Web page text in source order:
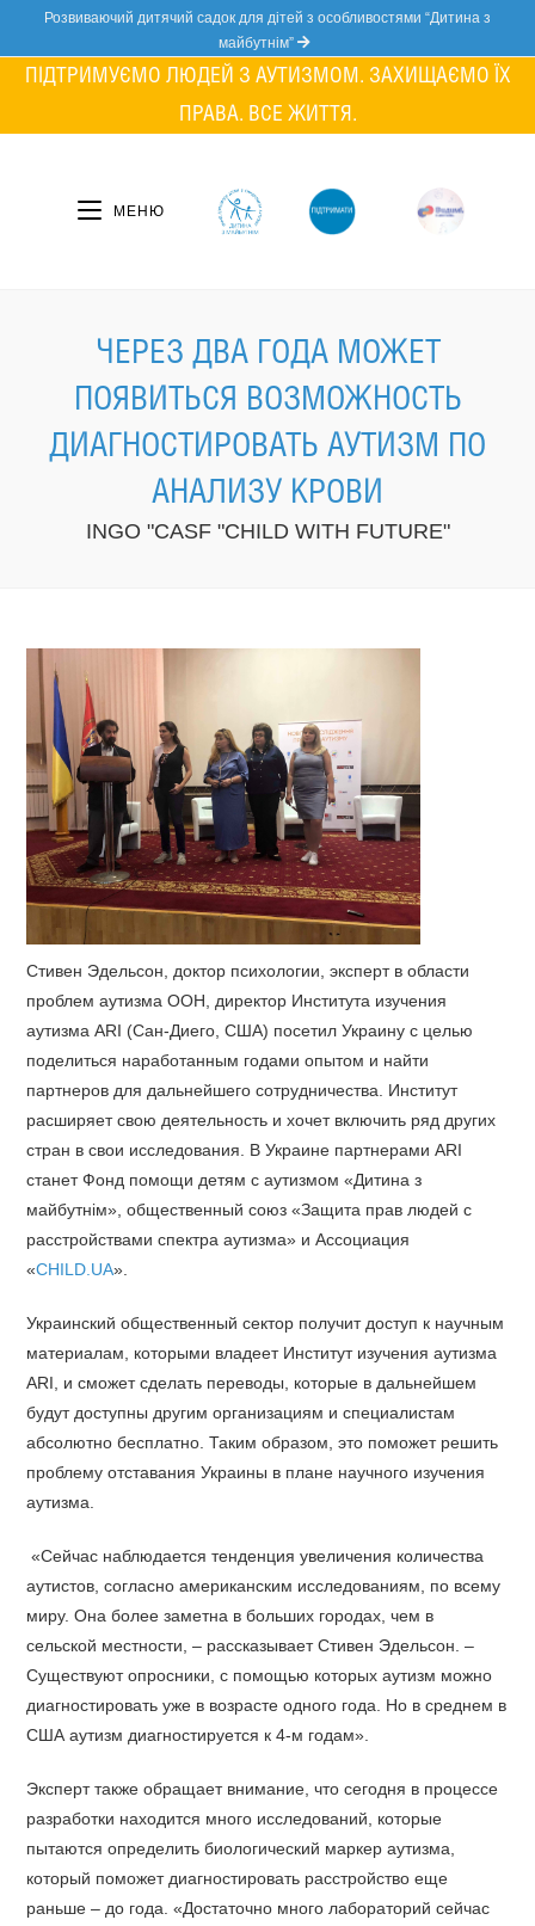
content
Розвиваючий дитячий садок для дітей з особливостями “Дитина з
майбутнім”
ПІДТРИМУЄМО ЛЮДЕЙ З АУТИЗМОМ. ЗАХИЩАЄМО ЇХ
ПРАВА. ВСЕ ЖИТТЯ.
МЕНЮ
ЧЕРЕЗ ДВА ГОДА МОЖЕТ
ПОЯВИТЬСЯ ВОЗМОЖНОСТЬ
ДИАГНОСТИРОВАТЬ АУТИЗМ ПО
АНАЛИЗУ КРОВИ
INGO "CASF "CHILD WITH FUTURE"
Стивен Эдельсон, доктор психологии, эксперт в области
проблем аутизма ООН, директор Института изучения
аутизма ARI (Сан-Диего, США) посетил Украину с целью
поделиться наработанным годами опытом и найти
партнеров для дальнейшего сотрудничества. Институт
расширяет свою деятельность и хочет включить ряд других
стран в свои исследования. В Украине партнерами ARI
станет Фонд помощи детям с аутизмом «Дитина з
майбутнім», общественный союз «Защита прав людей с
расстройствами спектра аутизма» и Ассоциация
«CHILD.UA».
Украинский общественный сектор получит доступ к научным
материалам, которыми владеет Институт изучения аутизма
ARI, и сможет сделать переводы, которые в дальнейшем
будут доступны другим организациям и специалистам
абсолютно бесплатно. Таким образом, это поможет решить
проблему отставания Украины в плане научного изучения
аутизма.
«Сейчас наблюдается тенденция увеличения количества
аутистов, согласно американским исследованиям, по всему
миру. Она более заметна в больших городах, чем в
сельской местности, – рассказывает Стивен Эдельсон. –
Существуют опросники, с помощью которых аутизм можно
диагностировать уже в возрасте одного года. Но в среднем в
США аутизм диагностируется к 4-м годам».
Эксперт также обращает внимание, что сегодня в процессе
разработки находится много исследований, которые
пытаются определить биологический маркер аутизма,
который поможет диагностировать расстройство еще
раньше – до года. «Достаточно много лабораторий сейчас